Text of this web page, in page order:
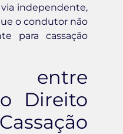
independente,
o condutor não
para cassação
entre
Direito